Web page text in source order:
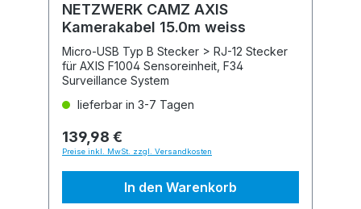
NETZWERK CAMZ AXIS
Kamerakabel 15.0m weiss
Micro-USB Typ B Stecker > RJ-12 Stecker
für AXIS F1004 Sensoreinheit, F34
Surveillance System
lieferbar in 3-7 Tagen
139,98 €
Preise inkl. MwSt. zzgl. Versandkosten
In den Warenkorb